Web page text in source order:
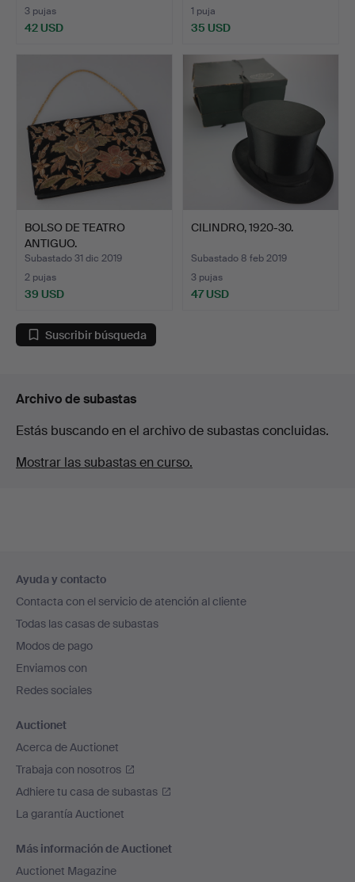
3 pujas
42 USD
1 puja
35 USD
BOLSO DE TEATRO
ANTIGUO.
Subastado 31 dic 2019
2 pujas
39 USD
CILINDRO, 1920-30.
Subastado 8 feb 2019
3 pujas
47 USD
Suscribir búsqueda
Archivo de subastas
Estás buscando en el archivo de subastas concluidas.
Mostrar las subastas en curso.
en
el
pie
de
página
Ayuda y contacto
Contacta con el servicio de atención al cliente
Todas las casas de subastas
Modos de pago
Enviamos con
Redes sociales
Auctionet
Acerca de Auctionet
Trabaja con nosotros
Adhiere tu casa de subastas
La garantía Auctionet
Más información de Auctionet
Auctionet Magazine